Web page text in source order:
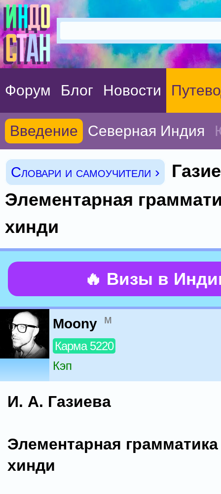
Форум Блог Новости
Введение Северная Индия
Словари и самоучители ›
Элементарная
хинди
🔥 Визы в
Moony м
Карма 5220
Кэп
И. А. Газиева
Элементарная
хинди